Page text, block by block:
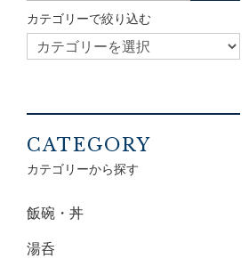
カテゴリーで絞り込む
CATEGORY
カテゴリーから探す
飯碗・丼
湯呑